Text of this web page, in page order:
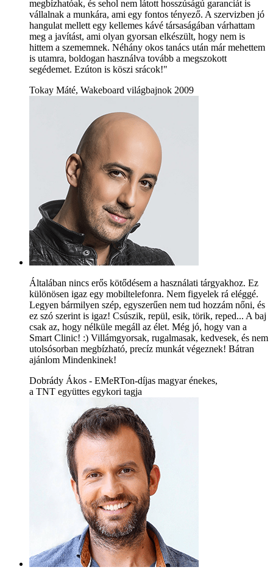
megbízhatóak, és sehol nem látott hosszúságú garanciát is
vállalnak a munkára, ami egy fontos tényező. A szervizben jó
hangulat mellett egy kellemes kávé társaságában várhattam
meg a javítást, ami olyan gyorsan elkészült, hogy nem is
hittem a szememnek. Néhány okos tanács után már mehettem
is utamra, boldogan használva tovább a megszokott
segédemet. Ezúton is köszi srácok!"
Tokay Máté, Wakeboard világbajnok 2009
Általában nincs erős kötődésem a használati tárgyakhoz. Ez
különösen igaz egy mobiltelefonra. Nem figyelek rá eléggé.
Legyen bármilyen szép, egyszerűen nem tud hozzám nőni, és
ez szó szerint is igaz! Csúszik, repül, esik, törik, reped... A baj
csak az, hogy nélküle megáll az élet. Még jó, hogy van a
Smart Clinic! :) Villámgyorsak, rugalmasak, kedvesek, és nem
utolsósorban megbízható, precíz munkát végeznek! Bátran
ajánlom Mindenkinek!
Dobrády Ákos - EMeRTon-díjas magyar énekes,
a TNT együttes egykori tagja